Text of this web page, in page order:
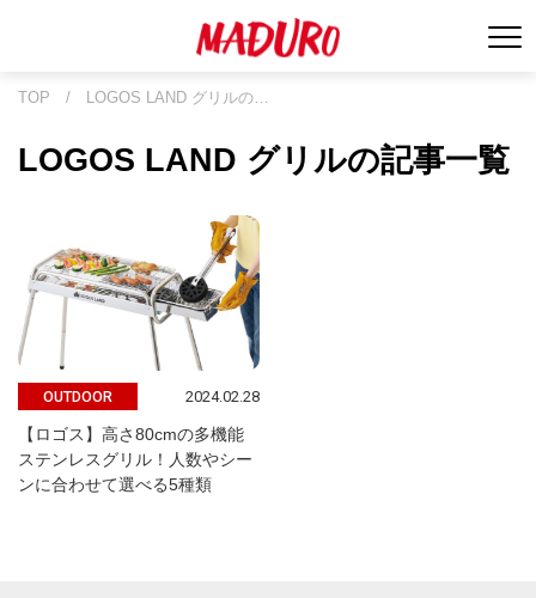
TOP / LOGOS LAND グリルの…
LOGOS LAND グリルの記事一覧
OUTDOOR 2024.02.28
【ロゴス】高さ80cmの多機能
ステンレスグリル！人数やシー
ンに合わせて選べる5種類